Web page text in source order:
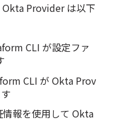
Provider は以下
CLI が設定ファ
CLI が Okta Prov
報を使用して Okta